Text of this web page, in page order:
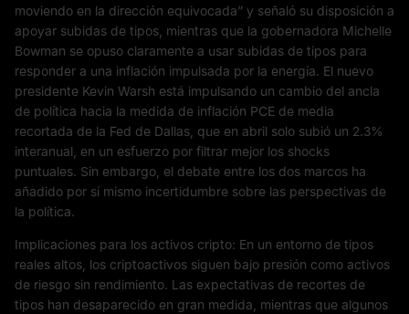
moviendo en la dirección equivocada” y señaló su disposición a
apoyar subidas de tipos, mientras que la gobernadora Michelle
Bowman se opuso claramente a usar subidas de tipos para
responder a una inflación impulsada por la energía. El nuevo
presidente Kevin Warsh está impulsando un cambio del ancla
de política hacia la medida de inflación PCE de media
recortada de la Fed de Dallas, que en abril solo subió un 2.3%
interanual, en un esfuerzo por filtrar mejor los shocks
puntuales. Sin embargo, el debate entre los dos marcos ha
añadido por sí mismo incertidumbre sobre las perspectivas de
la política.
Implicaciones para los activos cripto: En un entorno de tipos
reales altos, los criptoactivos siguen bajo presión como activos
de riesgo sin rendimiento. Las expectativas de recortes de
tipos han desaparecido en gran medida, mientras que algunos